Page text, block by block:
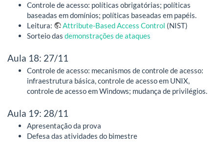
Controle de acesso: políticas obrigatórias; políticas
baseadas em domínios; políticas baseadas em papéis.
Leitura:
Attribute-Based Access Control (NIST)
Sorteio das demonstrações de ataques
Aula 18: 27/11
Controle de acesso: mecanismos de controle de acesso:
infraestrutura básica, controle de acesso em UNIX,
controle de acesso em Windows; mudança de privilégios.
Aula 19: 28/11
Apresentação da prova
Defesa das atividades do bimestre